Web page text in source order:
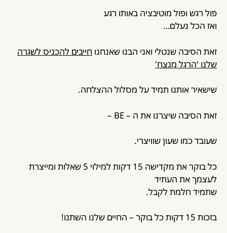
פול רגש ופול מוטיבציה באותו רגע
ואז הכל נעלם…
זאת הסיבה שנטלי ואני הבנו שאנחנו חייבים להכניס לשגרה
שלנו 'הרגל מנצח'
שישאיר אותנו תמיד על מסלול ההצלחה.
זאת הסיבה שיצרנו את ה – BE –
שעובד כמו שעון שוויצרי.
כל בוקר את מקדישה 15 דקות למילוי 5 שאלות ומייצרת
לעצמך את העתיד
שתמיד חלמת לקבל.
בזכות 15 דקות כל בוקר – החיים שלנו השתנו!